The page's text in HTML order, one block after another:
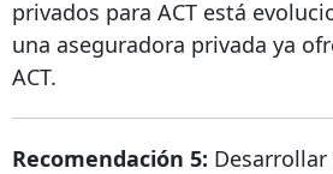
privados para ACT está
una aseguradora privada ya
ACT.
Recomendación 5: